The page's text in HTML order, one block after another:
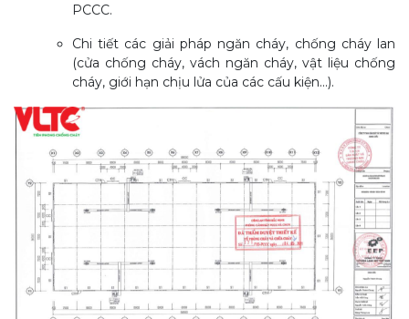
PCCC.
Chi tiết các giải pháp ngăn cháy, chống cháy lan
(cửa chống cháy, vách ngăn cháy, vật liệu chống
cháy, giới hạn chịu lửa của các cấu kiện...).